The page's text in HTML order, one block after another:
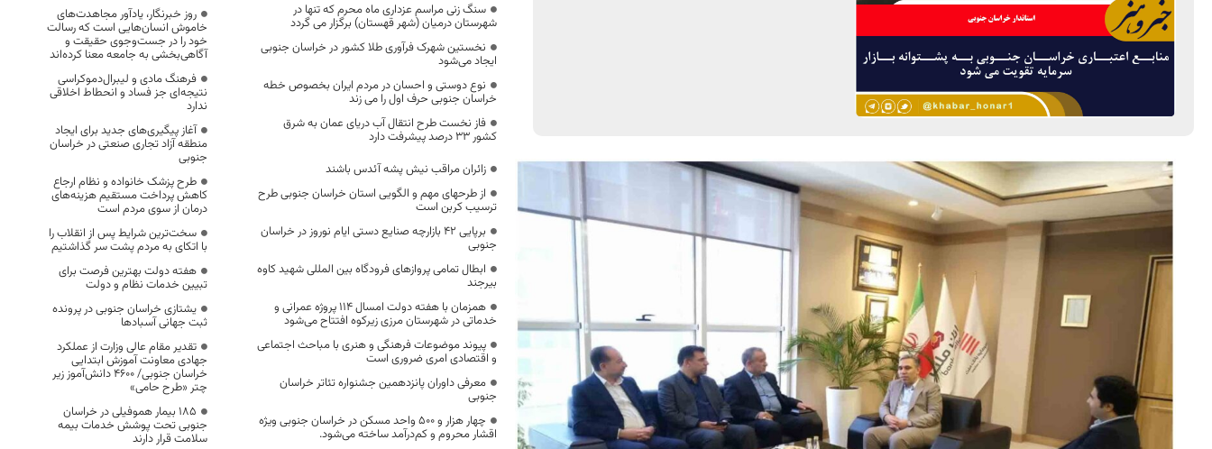
سنگ زنی مراسم عزداری ماه محرم که تنها در
شهرستان درمیان (شهر قهستان) برگزار می گردد
نخستین شهرک فرآوری طلا کشور در خراسان جنوبی
ایجاد می‌شود
نوع دوستی و احسان در مردم ایران بخصوص خطه
خراسان جنوبی حرف اول را می زند
فاز نخست طرح انتقال آب دریای عمان به شرق
کشور ۳۳ درصد پیشرفت دارد
زائران مراقب نیش پشه آئدس باشند
از طرحهای مهم و الگویی استان خراسان جنوبی طرح
ترسیب کربن است
برپایی ۴۲ بازارچه صنایع دستی ایام نوروز در خراسان
جنوبی
ابطال تمامی پروازهای فرودگاه بین المللی شهید کاوه
بیرجند
همزمان با هفته دولت امسال 114 پروژه عمرانی و
خدماتی در شهرستان مرزی زیرکوه افتتاح می‌شود
پیوند موضوعات فرهنگی و هنری با مباحث اجتماعی
و اقتصادی امری ضروری است
معرفی داوران پانزدهمین جشنواره تئاتر خراسان
جنوبی
چهار هزار و ۵۰۰ واحد مسکن در خراسان جنوبی ویژه
اقشار محروم و کم‌درآمد ساخته می‌شود.
روز خبرنگار، یادآور مجاهدت‌های
خاموش انسان‌هایی است که رسالت
خود را در جست‌وجوی حقیقت و
آگاهی‌بخشی به جامعه معنا کرده‌اند
فرهنگ مادی و لیبرال‌دموکراسی
نتیجه‌ای جز فساد و انحطاط اخلاقی
ندارد
آغاز پیگیری‌های جدید برای ایجاد
منطقه آزاد تجاری صنعتی در خراسان
جنوبی
طرح پزشک خانواده و نظام ارجاع
کاهش پرداخت مستقیم هزینه‌های
درمان از سوی مردم است
سخت‌ترین شرایط پس از انقلاب را
با اتکای به مردم پشت سر گذاشتیم
هفته دولت بهترین فرصت برای
تبیین خدمات نظام و دولت
یشتازی خراسان جنوبی در پرونده
ثبت جهانی آسبادها
تقدیر مقام عالی وزارت از عملکرد
جهادی معاونت آموزش ابتدایی
خراسان جنوبی/ ۴۶۰۰ دانش‌آموز زیر
چتر «طرح حامی»
۱۸۵ بیمار هموفیلی در خراسان
جنوبی تحت پوشش خدمات بیمه
سلامت قرار دارند